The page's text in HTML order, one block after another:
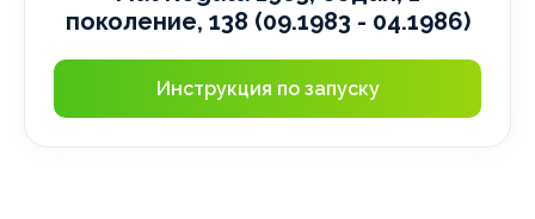
поколение, 138 (09.1983 - 04.1986)
Инструкция по запуску